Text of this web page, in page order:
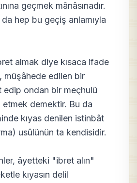
geçmek mânâsınadır.
hep bu geçiş anlamıyla
almak diye kısaca ifade
müşâhede edilen bir
edip ondan bir meçhulü
demektir. Bu da
kıyas denilen istinbât
usûlünün ta kendisidir.
âyetteki "ibret alın"
kıyasın delil